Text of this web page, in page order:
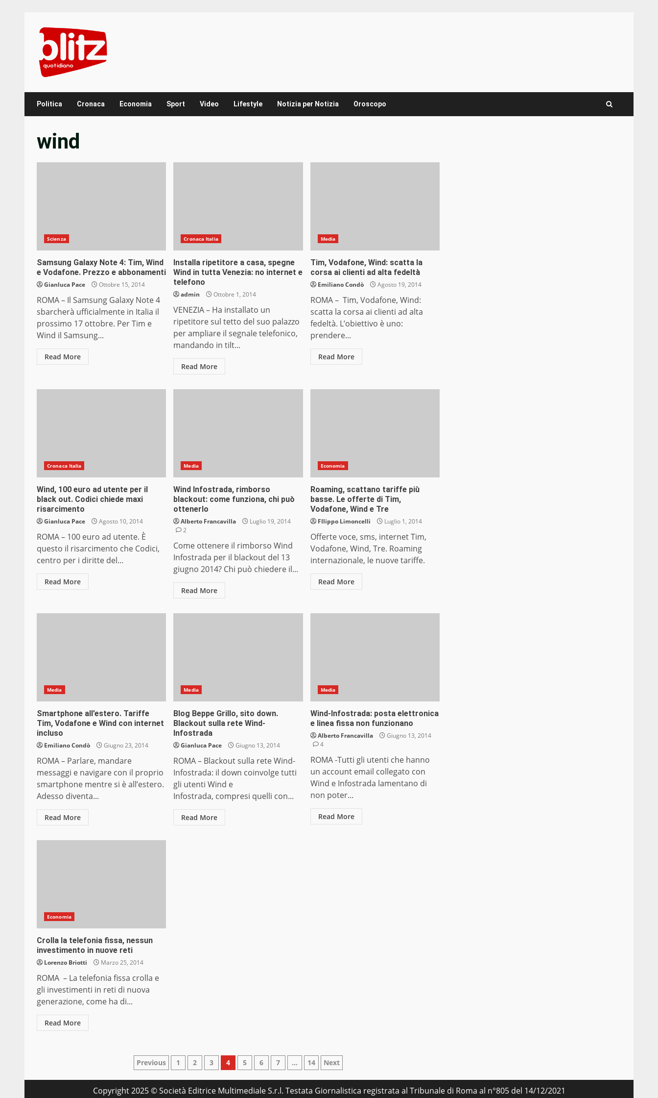
content
Politica Cronaca Economia Sport Video Lifestyle Notizia per Notizia Oroscopo
wind
Scienza
Samsung Galaxy Note 4: Tim, Wind
e Vodafone. Prezzo e abbonamenti
Gianluca Pace Ottobre 15, 2014
ROMA – Il Samsung Galaxy Note 4
sbarcherà ufficialmente in Italia il
prossimo 17 ottobre. Per Tim e
Wind il Samsung...
Read More
Cronaca Italia
Installa ripetitore a casa, spegne
Wind in tutta Venezia: no internet e
telefono
admin Ottobre 1, 2014
VENEZIA – Ha installato un
ripetitore sul tetto del suo palazzo
per ampliare il segnale telefonico,
mandando in tilt...
Read More
Media
Tim, Vodafone, Wind: scatta la
corsa ai clienti ad alta fedeltà
Emiliano Condò Agosto 19, 2014
ROMA – Tim, Vodafone, Wind:
scatta la corsa ai clienti ad alta
fedeltà. L’obiettivo è uno:
prendere...
Read More
Cronaca Italia
Wind, 100 euro ad utente per il
black out. Codici chiede maxi
risarcimento
Gianluca Pace Agosto 10, 2014
ROMA – 100 euro ad utente. È
questo il risarcimento che Codici,
centro per i diritte del...
Read More
Media
Wind Infostrada, rimborso
blackout: come funziona, chi può
ottenerlo
Alberto Francavilla
Luglio 19, 2014
2
Come ottenere il rimborso Wind
Infostrada per il blackout del 13
giugno 2014? Chi può chiedere il...
Read More
Economia
Roaming, scattano tariffe più
basse. Le offerte di Tim,
Vodafone, Wind e Tre
FIlippo Limoncelli Luglio 1, 2014
Offerte voce, sms, internet Tim,
Vodafone, Wind, Tre. Roaming
internazionale, le nuove tariffe.
Read More
Media
Smartphone all’estero. Tariffe
Tim, Vodafone e Wind con internet
incluso
Emiliano Condò Giugno 23, 2014
ROMA – Parlare, mandare
messaggi e navigare con il proprio
smartphone mentre si è all’estero.
Adesso diventa...
Read More
Media
Blog Beppe Grillo, sito down.
Blackout sulla rete Wind-
Infostrada
Gianluca Pace Giugno 13, 2014
ROMA – Blackout sulla rete Wind-
Infostrada: il down coinvolge tutti
gli utenti Wind e
Infostrada, compresi quelli con...
Read More
Media
Wind-Infostrada: posta elettronica
e linea fissa non funzionano
Alberto Francavilla
Giugno 13, 2014
4
ROMA -Tutti gli utenti che hanno
un account email collegato con
Wind e Infostrada lamentano di
non poter...
Read More
Economia
Crolla la telefonia fissa, nessun
investimento in nuove reti
Lorenzo Briotti Marzo 25, 2014
ROMA – La telefonia fissa crolla e
gli investimenti in reti di nuova
generazione, come ha di...
Read More
Paginazione
degli
Previous 1 2 3 4 5 6 7 … 14 Next
Copyright 2025 © Società Editrice Multimediale S.r.l. Testata Giornalistica registrata al Tribunale di Roma al n°805 del 14/12/2021